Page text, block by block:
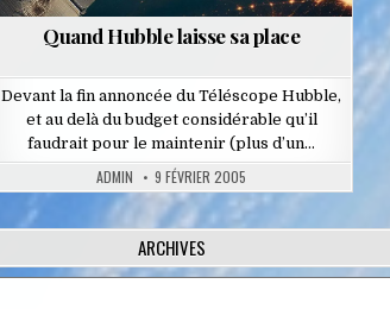
Quand Hubble laisse sa place
Devant la fin annoncée du Téléscope Hubble,
et au delà du budget considérable qu’il
faudrait pour le maintenir (plus d’un…
ADMIN 9 FÉVRIER 2005
ARCHIVES